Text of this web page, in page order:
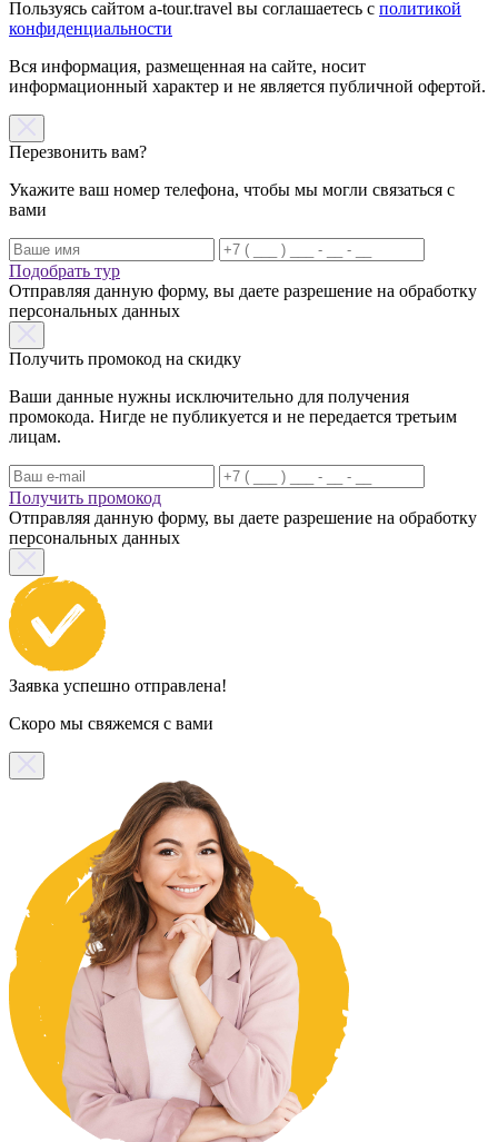
Пользуясь сайтом a-tour.travel вы соглашаетесь с политикой
конфиденциальности
Вся информация, размещенная на сайте, носит
информационный характер и не является публичной офертой.
Перезвонить вам?
Укажите ваш номер телефона, чтобы мы могли связаться с
вами
Подобрать тур
Отправляя данную форму, вы даете разрешение на обработку
персональных данных
Получить промокод на скидку
Ваши данные нужны исключительно для получения
промокода. Нигде не публикуется и не передается третьим
лицам.
Получить промокод
Отправляя данную форму, вы даете разрешение на обработку
персональных данных
Заявка успешно отправлена!
Скоро мы свяжемся с вами